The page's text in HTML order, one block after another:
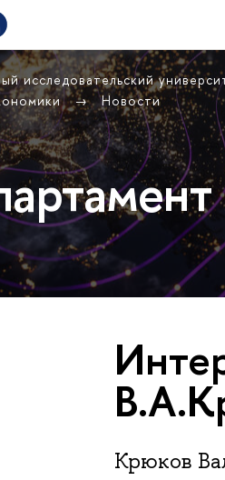
исследовательский
Новости
Крюков